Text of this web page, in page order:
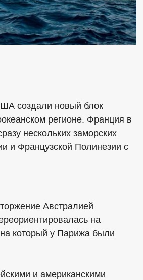
создали новый блок
регионе. Франция в
нескольких заморских
и Французской Полинезии с
Австралией
на
на который у Парижа были
и американскими